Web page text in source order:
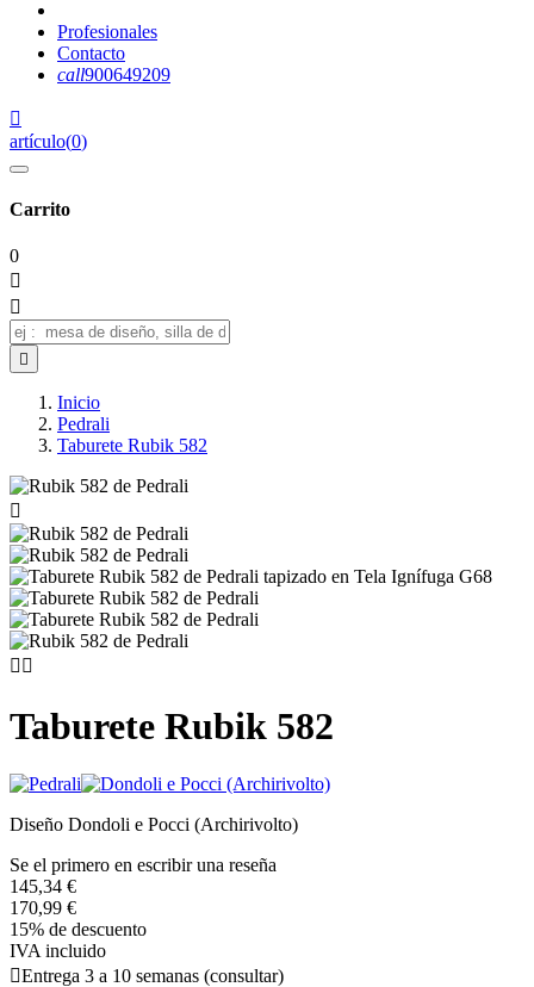
Profesionales
Contacto
call900649209

artículo(0)
Carrito
0



Inicio
Pedrali
Taburete Rubik 582

 
Taburete Rubik 582
Diseño Dondoli e Pocci (Archirivolto)
Se el primero en escribir una reseña
145,34 €
170,99 €
15% de descuento
IVA incluido
Entrega 3 a 10 semanas (consultar)